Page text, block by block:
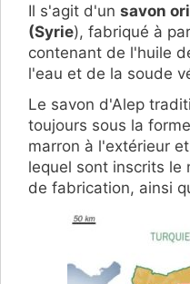
Il s'agit d'un savon
(Syrie), fabriqué à
contenant de l'huile
l'eau et de la soude
Le savon d'Alep
toujours sous la
marron à l'extérieur
lequel sont inscrits le
de fabrication, ainsi